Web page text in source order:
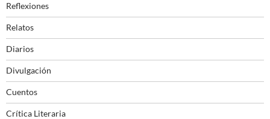
Reflexiones
Relatos
Diarios
Divulgación
Cuentos
Crítica Literaria